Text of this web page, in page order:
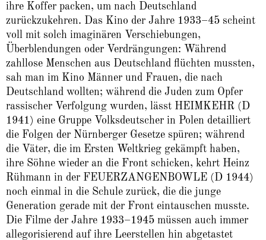
ihre Koffer packen, um nach Deutschland
zurückzukehren. Das Kino der Jahre 1933–45 scheint
voll mit solch imaginären Verschiebungen,
Überblendungen oder Verdrängungen: Während
zahllose Menschen aus Deutschland flüchten mussten,
sah man im Kino Männer und Frauen, die nach
Deutschland wollten; während die Juden zum Opfer
rassischer Verfolgung wurden, lässt HEIMKEHR (D
1941) eine Gruppe Volksdeutscher in Polen detailliert
die Folgen der Nürnberger Gesetze spüren; während
die Väter, die im Ersten Weltkrieg gekämpft haben,
ihre Söhne wieder an die Front schicken, kehrt Heinz
Rühmann in der FEUERZANGENBOWLE (D 1944)
noch einmal in die Schule zurück, die die junge
Generation gerade mit der Front eintauschen musste.
Die Filme der Jahre 1933–1945 müssen auch immer
allegorisierend auf ihre Leerstellen hin abgetastet